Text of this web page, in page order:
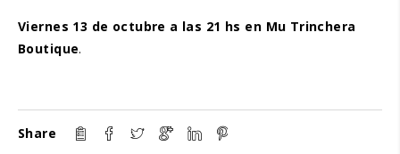
Viernes 13 de octubre a las 21 hs en Mu Trinchera
Boutique.
Share